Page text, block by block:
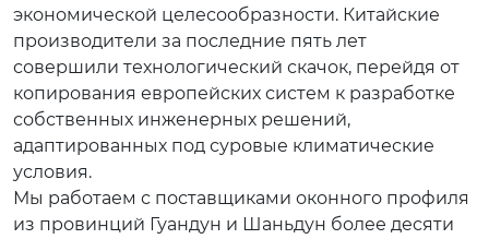
экономической целесообразности. Китайские
производители за последние пять лет
совершили технологический скачок, перейдя от
копирования европейских систем к разработке
собственных инженерных решений,
адаптированных под суровые климатические
условия.
Мы работаем с поставщиками оконного профиля
из провинций Гуандун и Шаньдун более десяти